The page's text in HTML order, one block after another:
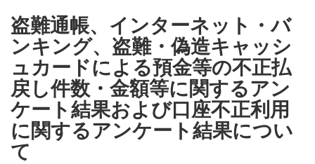
盗難通帳、インターネット・バ
ンキング、盗難・偽造キャッシ
ュカードによる預金等の不正払
戻し件数・金額等に関するアン
ケート結果および口座不正利用
に関するアンケート結果につい
て